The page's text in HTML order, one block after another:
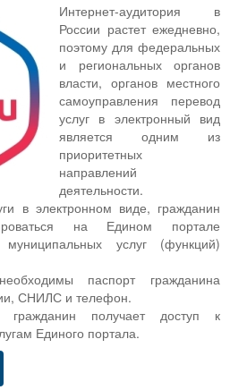
Интернет-аудитория в
России растет ежедневно,
поэтому для федеральных
и региональных органов
власти, органов местного
самоуправления перевод
услуг в электронный вид
является одним из
приоритетных
направлений
деятельности.
в электронном виде, гражданин
на Едином портале
муниципальных услуг (функций)
паспорт гражданина
СНИЛС и телефон.
гражданин получает доступ к
Единого портала.